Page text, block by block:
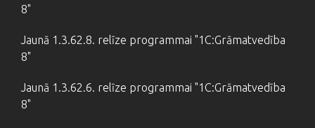
8"
Jaunā 1.3.62.8. relīze programmai "1C:Grāmatvedība
8"
Jaunā 1.3.62.6. relīze programmai "1C:Grāmatvedība
8"